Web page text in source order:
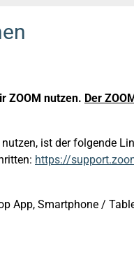
ZOOM nutzen. Der
ist der folgende
https://
App, Smartphone /